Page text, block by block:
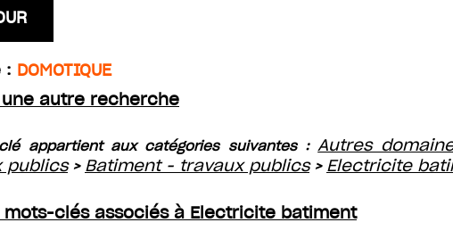
: DOMOTIQUE
autre recherche
appartient aux catégories suivantes :Autres
publics> Batiment - travaux publics> Electricite
mots-clés associés à Electricite batiment